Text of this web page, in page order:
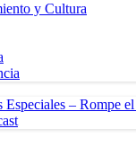
y Cultura
Especiales – Rompe